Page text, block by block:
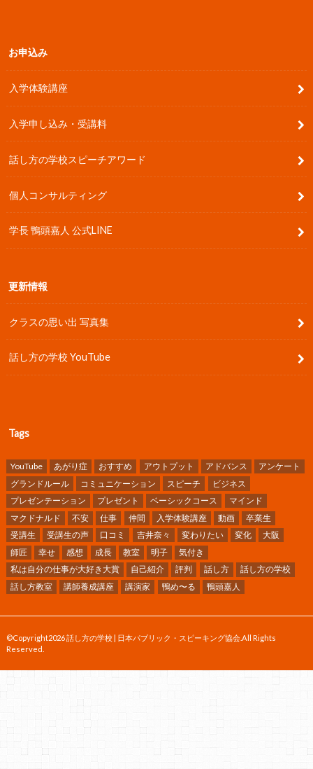
お申込み
入学体験講座
入学申し込み・受講料
話し方の学校スピーチアワード
個人コンサルティング
学長 鴨頭嘉人 公式LINE
更新情報
クラスの思い出 写真集
話し方の学校 YouTube
Tags
YouTube あがり症 おすすめ アウトプット アドバンス
アンケート
グランドルール
コミュニケーション スピーチ
ビジネス
プレゼンテーション
プレゼント ベーシックコース
マインド
マクドナルド
不安 仕事 仲間 入学体験講座 動画
卒業生
受講生
受講生の声 口コミ 吉井奈々 変わりたい 変化
大阪
師匠
幸せ 感想 成長 教室 明子
気付き
私は自分の仕事が大好き大賞
自己紹介 評判 話し方
話し方の学校
話し方教室
講師養成講座 講演家 鴨め〜る 鴨頭嘉人
©Copyright2026話し方の学校 | 日本パブリック・スピーキング協会.All Rights
Reserved.